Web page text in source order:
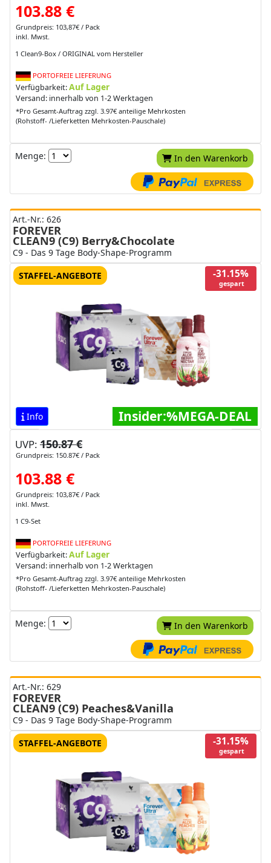
103.88 €
Grundpreis: 103,87€ / Pack
inkl. Mwst.
1 Clean9-Box / ORIGINAL vom Hersteller
PORTOFREIE LIEFERUNG
Verfügbarkeit:Auf Lager
Versand: innerhalb von 1-2 Werktagen
*Pro Gesamt-Auftrag zzgl. 3.97€ anteilige Mehrkosten
(Rohstoff- /Lieferketten Mehrkosten-Pauschale)
Menge: In den Warenkorb
Art.-Nr.: 626
FOREVER
CLEAN9 (C9) Berry&Chocolate
C9 - Das 9 Tage Body-Shape-Programm
-31.15%
gespart
Info Insider:%MEGA-DEAL
STAFFEL-ANGEBOTE
UVP: 150.87 €
Grundpreis: 150.87€ / Pack
103.88 €
Grundpreis: 103,87€ / Pack
inkl. Mwst.
1 C9-Set
PORTOFREIE LIEFERUNG
Verfügbarkeit:Auf Lager
Versand: innerhalb von 1-2 Werktagen
*Pro Gesamt-Auftrag zzgl. 3.97€ anteilige Mehrkosten
(Rohstoff- /Lieferketten Mehrkosten-Pauschale)
Menge: In den Warenkorb
Art.-Nr.: 629
FOREVER
CLEAN9 (C9) Peaches&Vanilla
C9 - Das 9 Tage Body-Shape-Programm
-31.15%
gespart
STAFFEL-ANGEBOTE